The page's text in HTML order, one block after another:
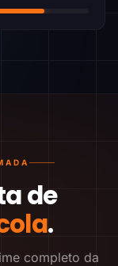
de
.
completo da